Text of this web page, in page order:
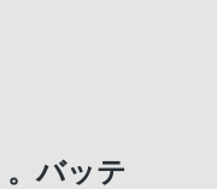
バッテ